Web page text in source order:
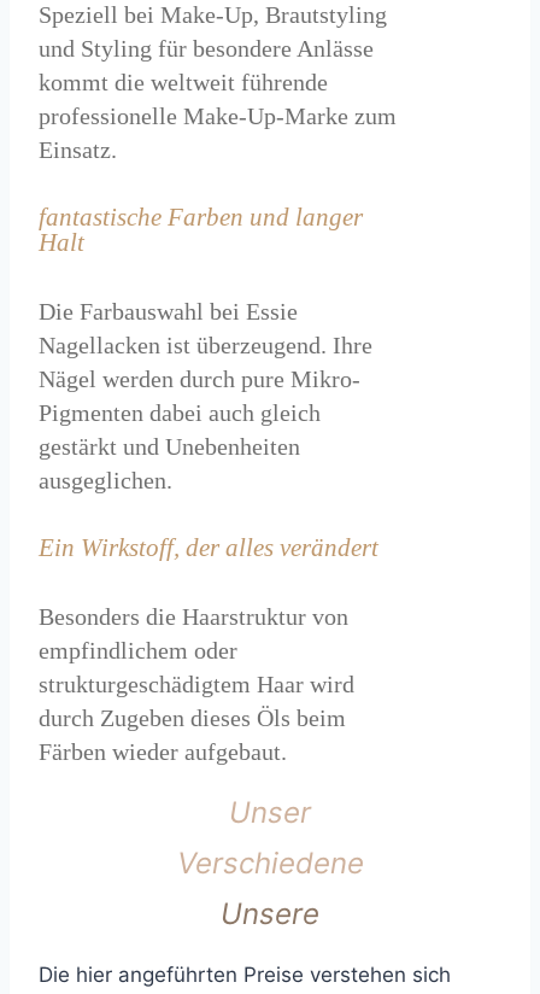
Speziell bei Make-Up, Brautstyling
und Styling für besondere Anlässe
kommt die weltweit führende
professionelle Make-Up-Marke zum
Einsatz.
fantastische Farben und langer
Halt
Die Farbauswahl bei Essie
Nagellacken ist überzeugend. Ihre
Nägel werden durch pure Mikro-
Pigmenten dabei auch gleich
gestärkt und Unebenheiten
ausgeglichen.
Ein Wirkstoff, der alles verändert
Besonders die Haarstruktur von
empfindlichem oder
strukturgeschädigtem Haar wird
durch Zugeben dieses Öls beim
Färben wieder aufgebaut.
Unser
Verschiedene
Unsere
Die hier angeführten Preise verstehen sich